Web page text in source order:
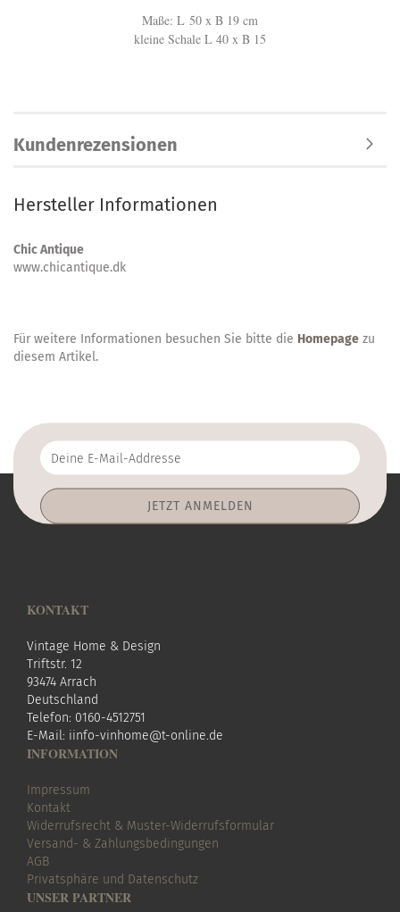
Maße: L 50 x B 19 cm
kleine Schale L 40 x B 15
Kundenrezensionen
Hersteller Informationen
Chic Antique
www.chicantique.dk
Für weitere Informationen besuchen Sie bitte die Homepage zu
diesem Artikel.
Deine
E-
Addresse
KONTAKT
Vintage Home & Design
Triftstr. 12
93474 Arrach
Deutschland
Telefon: 0160-4512751
E-Mail: iinfo-vinhome@t-online.de
INFORMATION
Impressum
Kontakt
Widerrufsrecht & Muster-Widerrufsformular
Versand- & Zahlungsbedingungen
AGB
Privatsphäre und Datenschutz
UNSER PARTNER